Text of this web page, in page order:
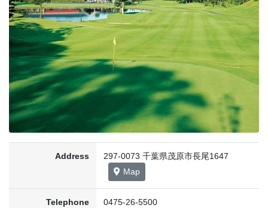
Address
297-0073 千葉県茂原市長尾1647
Map
Telephone
0475-26-5500